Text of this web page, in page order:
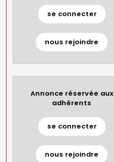
se connecter
nous rejoindre
Annonce réservée aux
adhérents
se connecter
nous rejoindre